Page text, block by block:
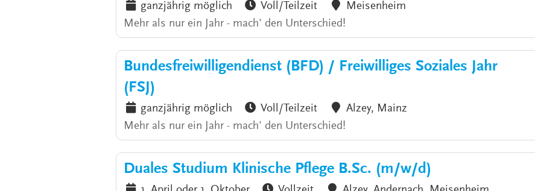
ganzjährig möglich Voll/Teilzeit
Meisenheim
Mehr als nur ein Jahr - mach' den Unterschied!
Bundesfreiwilligendienst (BFD) / Freiwilliges Soziales Jahr
(FSJ)
ganzjährig möglich Voll/Teilzeit
Alzey, Mainz
Mehr als nur ein Jahr - mach' den Unterschied!
Duales Studium Klinische Pflege B.Sc. (m/w/d)